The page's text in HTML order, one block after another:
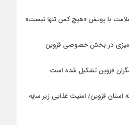
با پویش «هیچ‌ کس تنها نیست»
در بخش خصوصی قزوین
استان قزوین/ امنیت غذایی زیر سایه